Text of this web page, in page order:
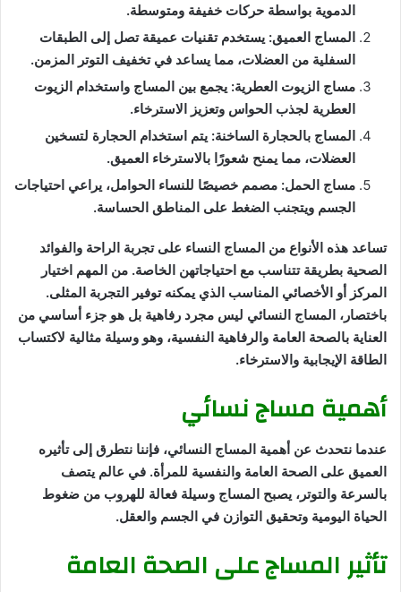
الدموية بواسطة حركات خفيفة ومتوسطة.
المساج العميق: يستخدم تقنيات عميقة تصل إلى الطبقات
السفلية من العضلات، مما يساعد في تخفيف التوتر المزمن.
مساج الزيوت العطرية: يجمع بين المساج واستخدام الزيوت
العطرية لجذب الحواس وتعزيز الاسترخاء.
المساج بالحجارة الساخنة: يتم استخدام الحجارة لتسخين
العضلات، مما يمنح شعورًا بالاسترخاء العميق.
مساج الحمل: مصمم خصيصًا للنساء الحوامل، يراعي احتياجات
الجسم ويتجنب الضغط على المناطق الحساسة.
تساعد هذه الأنواع من المساج النساء على تجربة الراحة والفوائد
الصحية بطريقة تتناسب مع احتياجاتهن الخاصة. من المهم اختيار
المركز أو الأخصائي المناسب الذي يمكنه توفير التجربة المثلى.
باختصار، المساج النسائي ليس مجرد رفاهية بل هو جزء أساسي من
العناية بالصحة العامة والرفاهية النفسية، وهو وسيلة مثالية لاكتساب
الطاقة الإيجابية والاسترخاء.
أهمية مساج نسائي
عندما نتحدث عن أهمية المساج النسائي، فإننا نتطرق إلى تأثيره
العميق على الصحة العامة والنفسية للمرأة. في عالم يتصف
بالسرعة والتوتر، يصبح المساج وسيلة فعالة للهروب من ضغوط
الحياة اليومية وتحقيق التوازن في الجسم والعقل.
تأثير المساج على الصحة العامة